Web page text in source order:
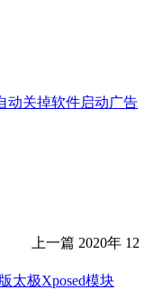
动关掉软件启动广告
上一篇 2020年 12
太极Xposed模块